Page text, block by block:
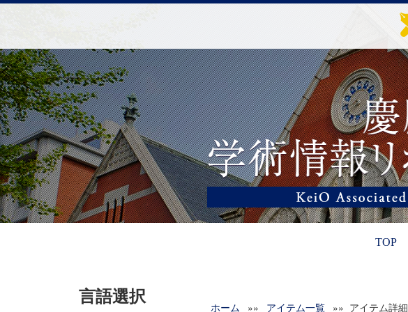
TOP
言語選択
ホーム »» アイテム一覧 »» アイテム詳細